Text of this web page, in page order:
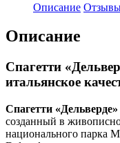
Описание
Описание
Спагетти
итальянское
Спагетти
созданный в
национального парка